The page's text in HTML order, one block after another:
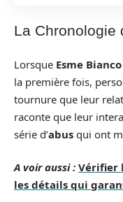
La Chronologie
Lorsque Esme Bianco
la première fois,
tournure que leur
raconte que leur
série d’abus qui ont
A voir aussi : Vérifier
les détails qui